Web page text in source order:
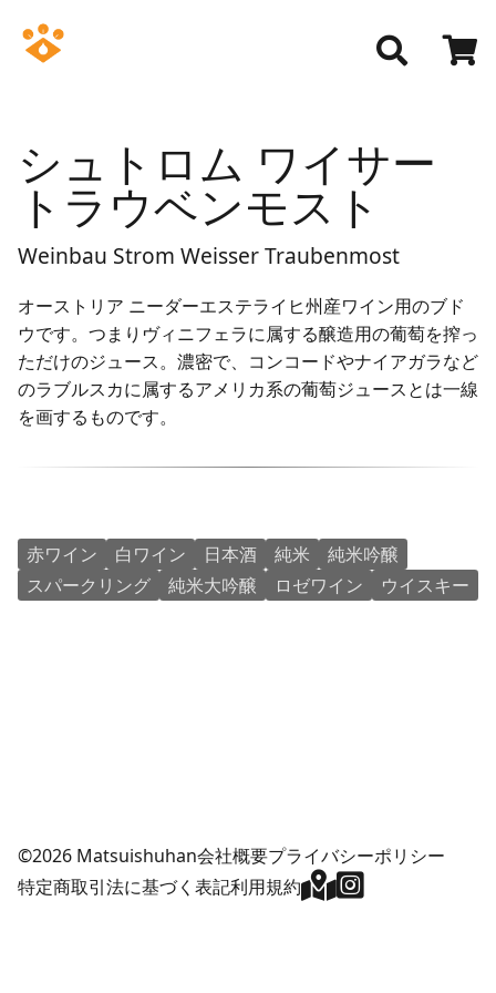
シュトロム ワイサー
トラウベンモスト
Weinbau Strom Weisser Traubenmost
オーストリア ニーダーエステライヒ州産ワイン用のブド
ウです。つまりヴィニフェラに属する醸造用の葡萄を搾っ
ただけのジュース。濃密で、コンコードやナイアガラなど
のラブルスカに属するアメリカ系の葡萄ジュースとは一線
を画するものです。
赤ワイン 白ワイン 日本酒 純米
純米吟醸
スパークリング
純米大吟醸 ロゼワイン ウイスキー
©2026 Matsuishuhan会社概要プライバシーポリシー
特定商取引法に基づく表記利用規約